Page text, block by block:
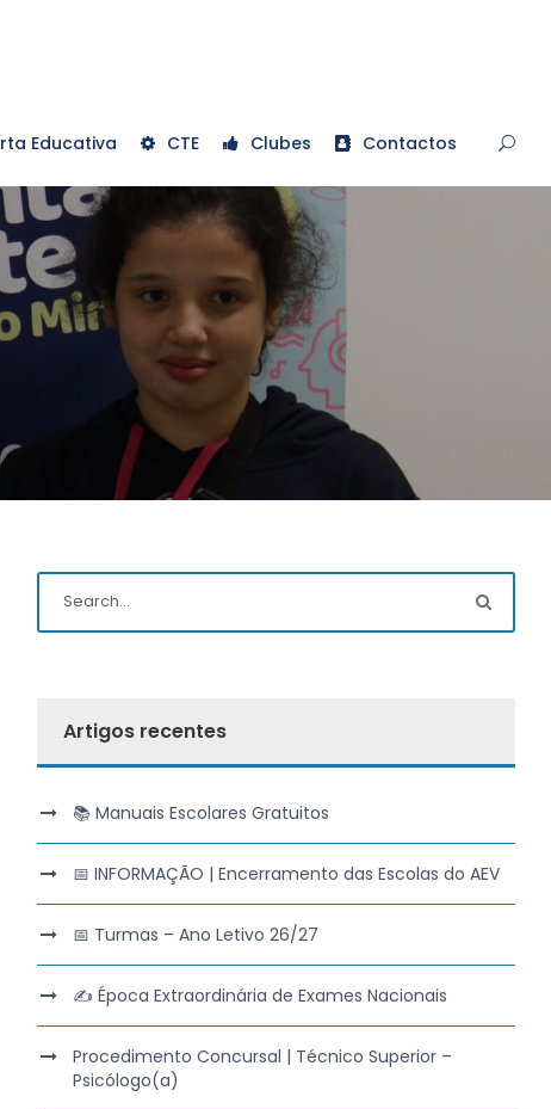
Educativa CTE Clubes Contactos
Artigos recentes
📚 Manuais Escolares Gratuitos
📅 INFORMAÇÃO | Encerramento das Escolas do AEV
📅 Turmas – Ano Letivo 26/27
✍️ Época Extraordinária de Exames Nacionais
Procedimento Concursal | Técnico Superior –
Psicólogo(a)